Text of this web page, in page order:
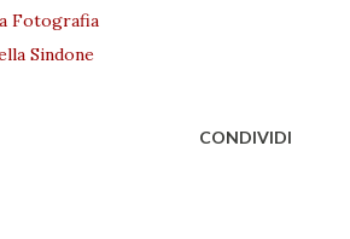
Fotografia
Sindone
CONDIVIDI